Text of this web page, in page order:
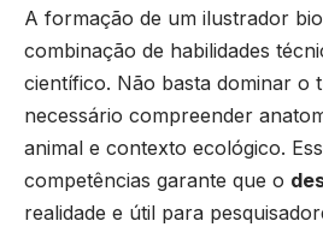
A formação de um ilustrador
combinação de habilidades
científico. Não basta dominar o
necessário compreender
animal e contexto ecológico.
competências garante que o
realidade e útil para